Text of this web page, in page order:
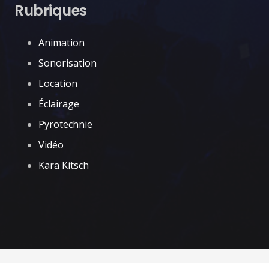
Rubriques
Animation
Sonorisation
Location
Éclairage
Pyrotechnie
Vidéo
Kara Kitsch